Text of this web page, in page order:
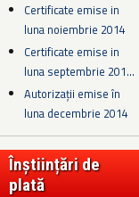
Certificate emise in
luna noiembrie 2014
Certificate emise in
luna septembrie 201...
Autorizații emise în
luna decembrie 2014
Înștiințări de
plată